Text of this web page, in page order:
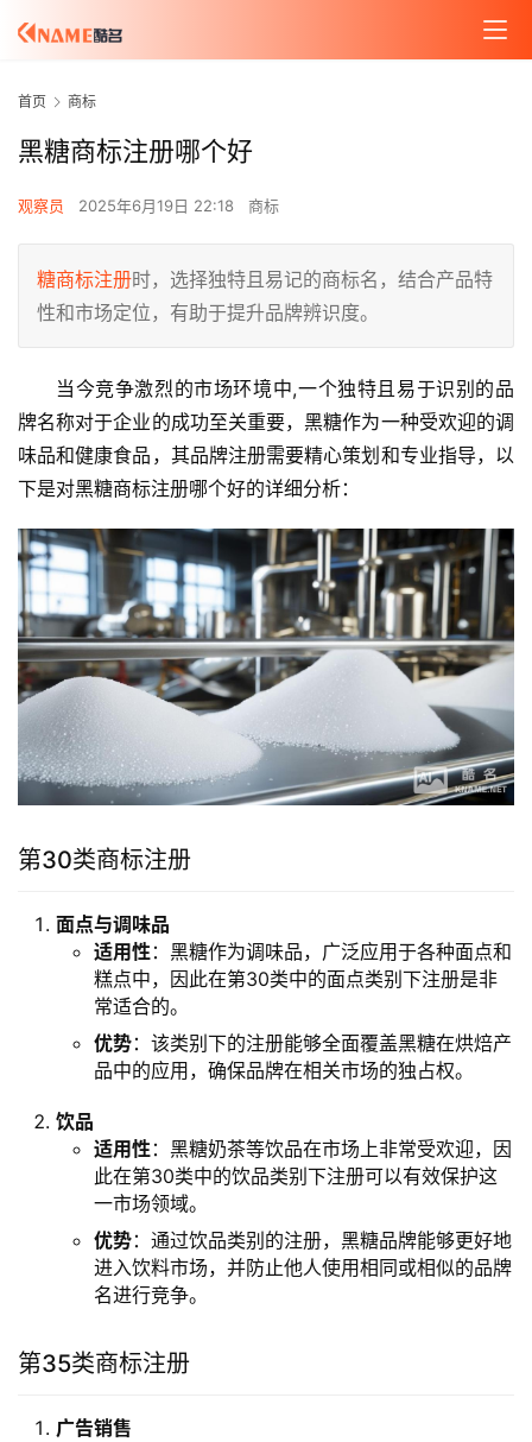
首页 商标
黑糖商标注册哪个好
观察员 2025年6月19日 22:18 商标
糖商标注册时，选择独特且易记的商标名，结合产品特
性和市场定位，有助于提升品牌辨识度。
当今竞争激烈的市场环境中,一个独特且易于识别的品
牌名称对于企业的成功至关重要，黑糖作为一种受欢迎的调
味品和健康食品，其品牌注册需要精心策划和专业指导，以
下是对黑糖商标注册哪个好的详细分析：
第30类商标注册
面点与调味品
适用性：黑糖作为调味品，广泛应用于各种面点和
糕点中，因此在第30类中的面点类别下注册是非
常适合的。
优势：该类别下的注册能够全面覆盖黑糖在烘焙产
品中的应用，确保品牌在相关市场的独占权。
饮品
适用性：黑糖奶茶等饮品在市场上非常受欢迎，因
此在第30类中的饮品类别下注册可以有效保护这
一市场领域。
优势：通过饮品类别的注册，黑糖品牌能够更好地
进入饮料市场，并防止他人使用相同或相似的品牌
名进行竞争。
第35类商标注册
广告销售